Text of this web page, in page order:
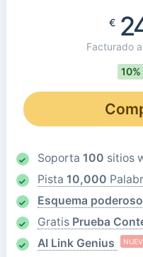
€
Facturado
Soporta 100 sitios
Pista 10,000
Esquema poderoso
Gratis Prueba
AI Link Genius